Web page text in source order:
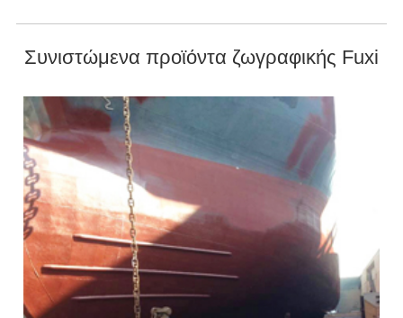
Συνιστώμενα προϊόντα ζωγραφικής Fuxi